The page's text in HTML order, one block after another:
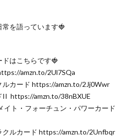
を語っています🍓
はこちらです🍓
amzn.to/2Ul7SQa
ルカード https://amzn.to/2Jj0Wwr
II https://amzn.to/38nBXUE
イト・フォーチュン・パワーカード
クルカード https://amzn.to/2Unfbqr